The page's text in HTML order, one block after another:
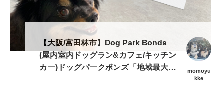
【大阪/富田林市】Dog Park Bonds
(屋内室内ドッグラン&カフェ/キッチン
カー)ドッグパークボンズ「地域最大級
momoyu
kke